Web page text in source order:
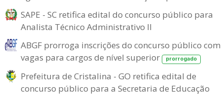
SAPE - SC retifica edital do concurso público para
Analista Técnico Administrativo II
ABGF prorroga inscrições do concurso público com
vagas para cargos de nível superior
prorrogado
Prefeitura de Cristalina - GO retifica edital de
concurso público para a Secretaria de Educação